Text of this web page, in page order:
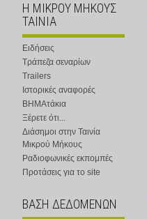
Η ΜΙΚΡΟΥ ΜΗΚΟΥΣ
ΤΑΙΝΙΑ
Ειδήσεις
Τράπεζα σεναρίων
Trailers
Ιστορικές αναφορές
ΒΗΜΑτάκια
Ξέρετε ότι...
Διάσημοι στην Ταινία
Μικρού Μήκους
Ραδιοφωνικές εκπομπές
Προτάσεις για το site
ΒΑΣΗ ΔΕΔΟΜΕΝΩΝ